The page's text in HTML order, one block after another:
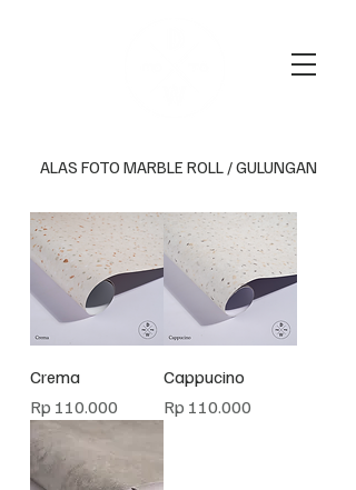
ALAS FOTO MARBLE ROLL / GULUNGAN
Crema
Harga
Rp 110.000
Cappucino
Harga
Rp 110.000